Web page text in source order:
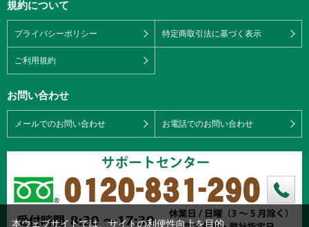
規約について
プライバシーポリシー 特定商取引法に基づく表示
ご利用規約
お問い合わせ
メールでのお問い合わせ お電話でのお問い合わせ
本ウェブサイトでは、サイトの利便性向上を目的